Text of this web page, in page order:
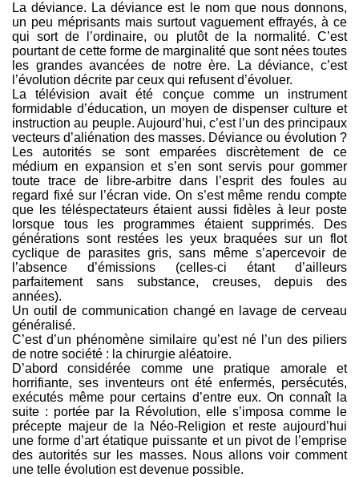
La déviance. La déviance est le nom que nous donnons,
un peu méprisants mais surtout vaguement effrayés, à ce
qui sort de l’ordinaire, ou plutôt de la normalité. C’est
pourtant de cette forme de marginalité que sont nées toutes
les grandes avancées de notre ère. La déviance, c’est
l’évolution décrite par ceux qui refusent d’évoluer.
La télévision avait été conçue comme un instrument
formidable d’éducation, un moyen de dispenser culture et
instruction au peuple. Aujourd’hui, c’est l’un des principaux
vecteurs d’aliénation des masses. Déviance ou évolution ?
Les autorités se sont emparées discrètement de ce
médium en expansion et s’en sont servis pour gommer
toute trace de libre-arbitre dans l’esprit des foules au
regard fixé sur l’écran vide. On s’est même rendu compte
que les téléspectateurs étaient aussi fidèles à leur poste
lorsque tous les programmes étaient supprimés. Des
générations sont restées les yeux braquées sur un flot
cyclique de parasites gris, sans même s’apercevoir de
l’absence d’émissions (celles-ci étant d’ailleurs
parfaitement sans substance, creuses, depuis des
années).
Un outil de communication changé en lavage de cerveau
généralisé.
C’est d’un phénomène similaire qu’est né l’un des piliers
de notre société : la chirurgie aléatoire.
D’abord considérée comme une pratique amorale et
horrifiante, ses inventeurs ont été enfermés, persécutés,
exécutés même pour certains d’entre eux. On connaît la
suite : portée par la Révolution, elle s’imposa comme le
précepte majeur de la Néo-Religion et reste aujourd’hui
une forme d’art étatique puissante et un pivot de l’emprise
des autorités sur les masses. Nous allons voir comment
une telle évolution est devenue possible.